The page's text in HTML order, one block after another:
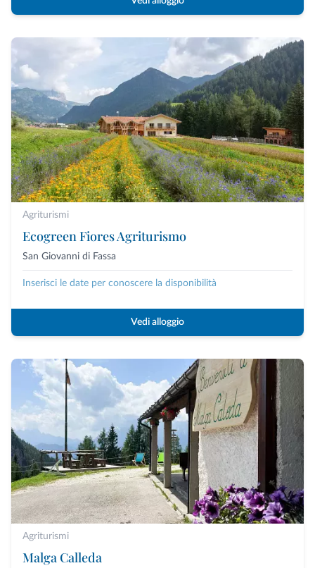
Agriturismi
Ecogreen Fiores Agriturismo
San Giovanni di Fassa
Inserisci le date per conoscere la disponibilità
Vedi alloggio
Agriturismi
Malga Calleda